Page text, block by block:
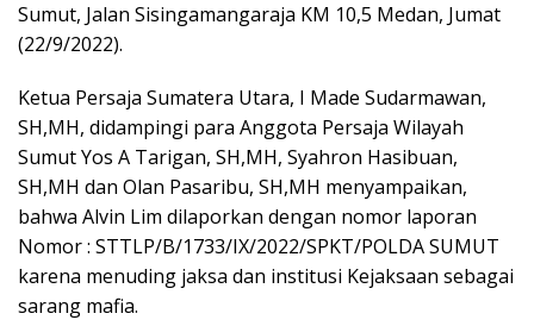
Sumut, Jalan Sisingamangaraja KM 10,5 Medan, Jumat
(22/9/2022).
Ketua Persaja Sumatera Utara, I Made Sudarmawan,
SH,MH, didampingi para Anggota Persaja Wilayah
Sumut Yos A Tarigan, SH,MH, Syahron Hasibuan,
SH,MH dan Olan Pasaribu, SH,MH menyampaikan,
bahwa Alvin Lim dilaporkan dengan nomor laporan
Nomor : STTLP/B/1733/IX/2022/SPKT/POLDA SUMUT
karena menuding jaksa dan institusi Kejaksaan sebagai
sarang mafia.